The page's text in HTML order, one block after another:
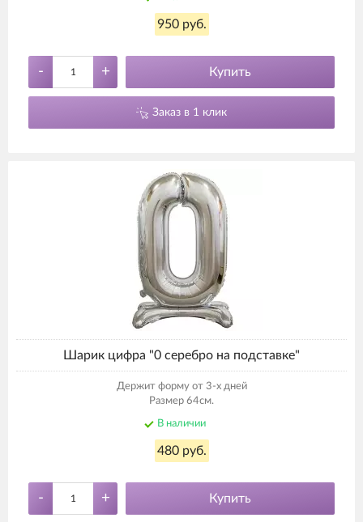
950 руб.
- + Купить
Заказ в 1 клик
Шарик цифра "0 серебро на подставке"
Держит форму от 3-х дней
Размер 64см.
В наличии
480 руб.
- + Купить